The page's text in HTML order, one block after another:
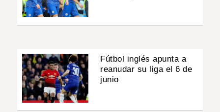
Fútbol inglés apunta a
reanudar su liga el 6 de
junio